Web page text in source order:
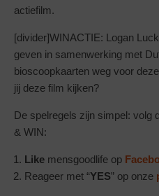
actiefilm.
[divider]WINACTIE: Logan
geven in samenwerking met
bioscoopkaarten weg voor
jij deze film kijken?
De spelregels zijn simpel: volg
& WIN:
Like mensgoodlife op
Reageer met “YES” op onze